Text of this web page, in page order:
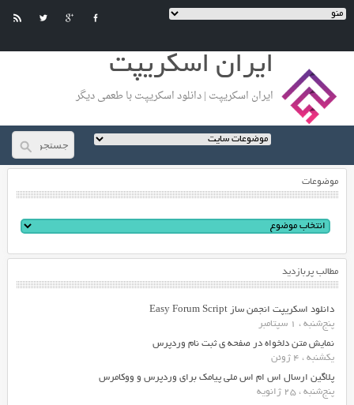
ایران اسکریپت
ایران اسکریپت | دانلود اسکریپت با طعمی دیگر
موضوعات
مطالب پربازدید
دانلود اسکریپت انجمن ساز Easy Forum Script
پنج‌شنبه ، 1 سپتامبر
نمایش متن دلخواه در صفحه ی ثبت نام وردپرس
یکشنبه ، 4 ژوئن
پلاگین ارسال اس ام اس ملی پیامک برای وردپرس و ووکامرس
پنج‌شنبه ، 25 ژانویه